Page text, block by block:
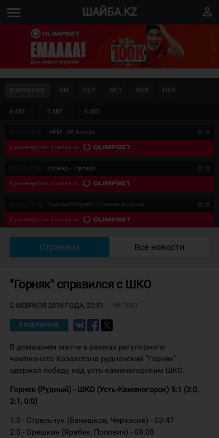
menu ШАЙБА.KZ perm_identity
6 АВГ. 7 АВГ. 8 АВГ.
ИЗБРАННОЕ ЧМ КХЛ ВХЛ МХЛ НХЛ
АКМ - ХК Актобе 0 : 0
Букмекерская компания
Номад - Торпедо 0 : 0
Букмекерская компания
Омские Ястребы - Снежные Барсы 0 : 0
Букмекерская компания
Букмекерская компания
Страница Все новости
"Горняк" справился с ШКО
2 ФЕВРАЛЯ 2016 ГОДА, 22:51 1031
В ИЗБРАННОЕ
В домашнем матче в рамках регулярного
чемпионата Казахстана рудненский "Горняк"
одержал победу над усть-каменогорским ШКО.
Горняк (Рудный) - ШКО (Усть-Каменогорск) 5:1 (3:0,
2:1, 0:0)
1:0 - Стрельчук (Банашков, Черкасов) - 03:47
2:0 - Орешкин (Ярабек, Попович) - 08:08